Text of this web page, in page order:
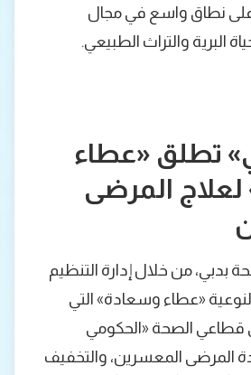
نطاق واسع في مجال
البرية والتراث الطبيعي.
تطلق «عطاء
المرضى
بدبي، من خلال إدارة التنظيم
«عطاء وسعادة» التي
قطاعي الصحة «الحكومي
المرضى المعسرين، والتخفيف